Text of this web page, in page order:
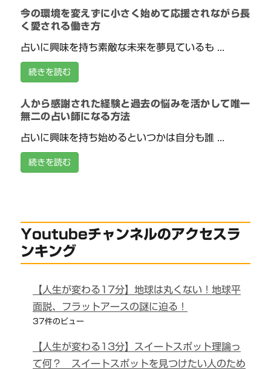
今の環境を変えずに小さく始めて応援されながら長
く愛される働き方
占いに興味を持ち素敵な未来を夢見ているも ...
続きを読む
人から感謝された経験と過去の悩みを活かして唯一
無二の占い師になる方法
占いに興味を持ち始めるといつかは自分も誰 ...
続きを読む
Youtubeチャンネルのアクセスラ
ンキング
【人生が変わる17分】地球は丸くない！地球平
面説、フラットアースの謎に迫る！
37件のビュー
【人生が変わる13分】スイートスポット理論っ
て何？ スイートスポットを見つけたい人のため